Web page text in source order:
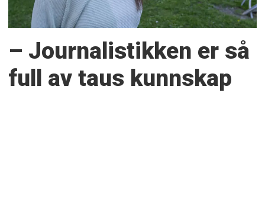
– Journalistikken er så
full av taus kunnskap